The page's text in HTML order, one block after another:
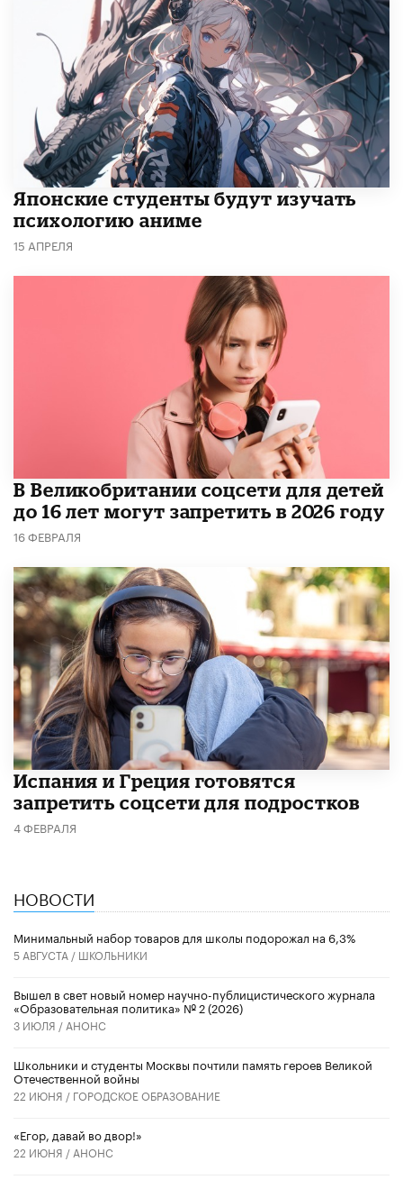
Японские студенты будут изучать
психологию аниме
15 АПРЕЛЯ
В Великобритании соцсети для детей
до 16 лет могут запретить в 2026 году
16 ФЕВРАЛЯ
Испания и Греция готовятся
запретить соцсети для подростков
4 ФЕВРАЛЯ
НОВОСТИ
Минимальный набор товаров для школы подорожал на 6,3%
5 АВГУСТА / ШКОЛЬНИКИ
Вышел в свет новый номер научно-публицистического журнала
«Образовательная политика» № 2 (2026)
3 ИЮЛЯ / АНОНС
Школьники и студенты Москвы почтили память героев Великой
Отечественной войны
22 ИЮНЯ / ГОРОДСКОЕ ОБРАЗОВАНИЕ
«Егор, давай во двор!»
22 ИЮНЯ / АНОНС